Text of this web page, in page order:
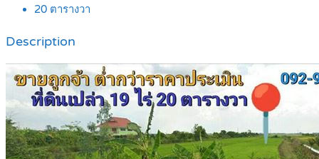
20 ตารางวา
Description